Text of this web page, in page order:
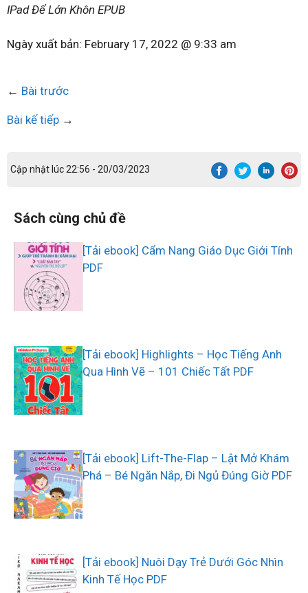
IPad Để Lớn Khôn EPUB
Ngày xuất bản: February 17, 2022 @ 9:33 am
← Bài trước
Bài kế tiếp →
Cập nhật lúc 22:56 - 20/03/2023
Sách cùng chủ đề
[Tải ebook] Cẩm Nang Giáo Dục Giới Tính
PDF
[Tải ebook] Highlights – Học Tiếng Anh
Qua Hình Vẽ – 101 Chiếc Tất PDF
[Tải ebook] Lift-The-Flap – Lật Mở Khám
Phá – Bé Ngăn Nắp, Đi Ngủ Đúng Giờ PDF
[Tải ebook] Nuôi Dạy Trẻ Dưới Góc Nhìn
Kinh Tế Học PDF